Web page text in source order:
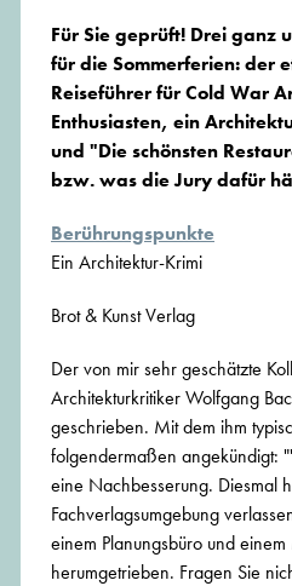
Für Sie geprüft! Drei ganz
für die Sommerferien: der
Reiseführer für Cold War
Enthusiasten, ein
und "Die schönsten
bzw. was die Jury dafür
Berührungspunkte
Ein Architektur-Krimi
Brot & Kunst Verlag
Der von mir sehr geschätzte
Architekturkritiker Wolfgang
geschrieben. Mit dem ihm
folgendermaßen angekündigt:
eine Nachbesserung. Diesmal
Fachverlagsumgebung
einem Planungsbüro und
herumgetrieben. Fragen Sie